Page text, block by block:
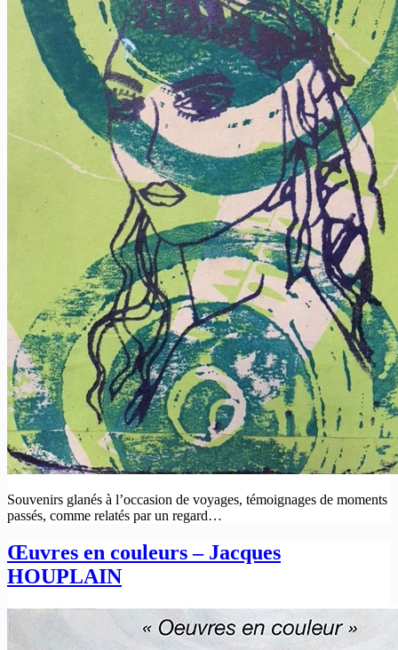
Souvenirs glanés à l’occasion de voyages, témoignages de moments
passés, comme relatés par un regard…
Œuvres en couleurs – Jacques
HOUPLAIN